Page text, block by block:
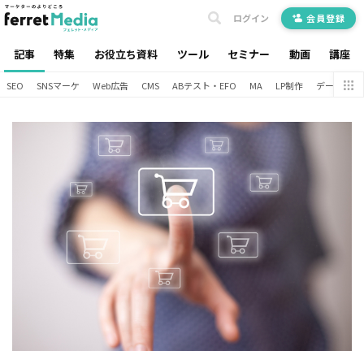
記事 特集 お役立ち資料 ツール セミナー 動画 講座
ログイン 会員登録
SEO SNSマーケ Web広告 CMS ABテスト・EFO MA LP制作 データ分析